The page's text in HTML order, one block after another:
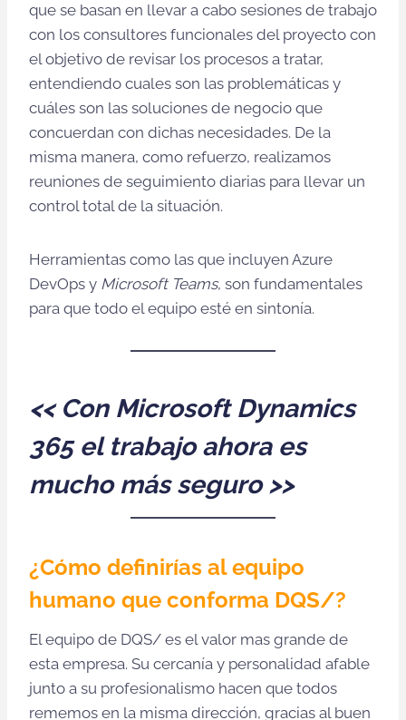
que se basan en llevar a cabo sesiones de trabajo
con los consultores funcionales del proyecto con
el objetivo de revisar los procesos a tratar,
entendiendo cuales son las problemáticas y
cuáles son las soluciones de negocio que
concuerdan con dichas necesidades. De la
misma manera, como refuerzo, realizamos
reuniones de seguimiento diarias para llevar un
control total de la situación.
Herramientas como las que incluyen Azure
DevOps y Microsoft Teams, son fundamentales
para que todo el equipo esté en sintonía.
<< Con Microsoft Dynamics
365 el trabajo ahora es
mucho más seguro>>
¿Cómo definirías al equipo
humano que conforma DQS/?
El equipo de DQS/ es el valor mas grande de
esta empresa. Su cercanía y personalidad afable
junto a su profesionalismo hacen que todos
rememos en la misma dirección, gracias al buen